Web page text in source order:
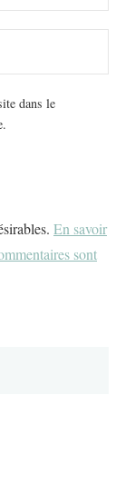
dans le
En savoir
sont